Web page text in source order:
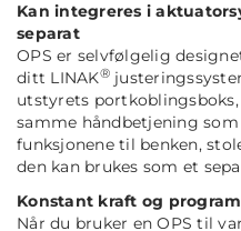
Kan integreres i
separat
OPS er selvfølgelig
ditt LINAK®
utstyrets
samme håndbetjening
funksjonene til benken,
den kan brukes som et
Konstant kraft og
Når du bruker en OPS til